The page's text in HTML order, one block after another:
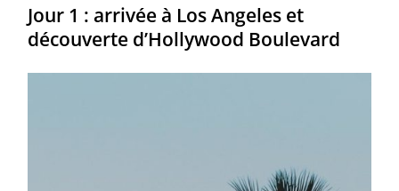
Jour 1 : arrivée à Los Angeles et
découverte d’Hollywood Boulevard